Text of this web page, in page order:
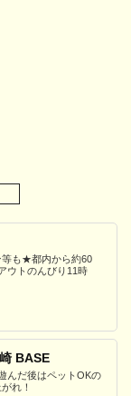
も★都内から約60
ウトのんびり11時
BASE
んだ後はペットOKの
れ！